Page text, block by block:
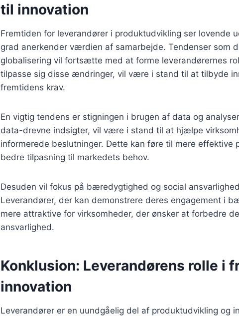
til innovation
Fremtiden for leverandører i produktudvikling ser lovende
grad anerkender værdien af samarbejde. Tendenser som
globalisering vil fortsætte med at forme leverandørernes
tilpasse sig disse ændringer, vil være i stand til at tilbyde
fremtidens krav.
En vigtig tendens er stigningen i brugen af data og
data-drevne indsigter, vil være i stand til at hjælpe
informerede beslutninger. Dette kan føre til mere effektive
bedre tilpasning til markedets behov.
Desuden vil fokus på bæredygtighed og social
Leverandører, der kan demonstrere deres engagement i
mere attraktive for virksomheder, der ønsker at forbedre
ansvarlighed.
Konklusion: Leverandørens rolle i
innovation
Leverandører er en uundgåelig del af produktudvikling og